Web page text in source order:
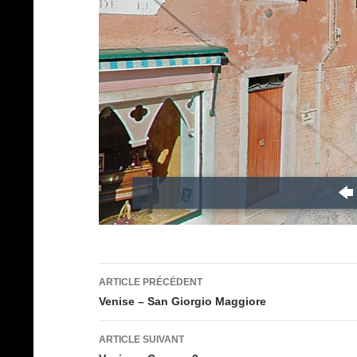
Navigation
des
articles
ARTICLE PRÉCÉDENT
Venise – San Giorgio Maggiore
ARTICLE SUIVANT